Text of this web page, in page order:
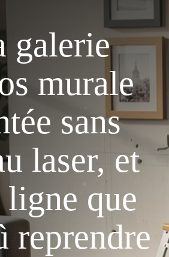
galerie
murale
sans
laser, et
ligne que
reprendre